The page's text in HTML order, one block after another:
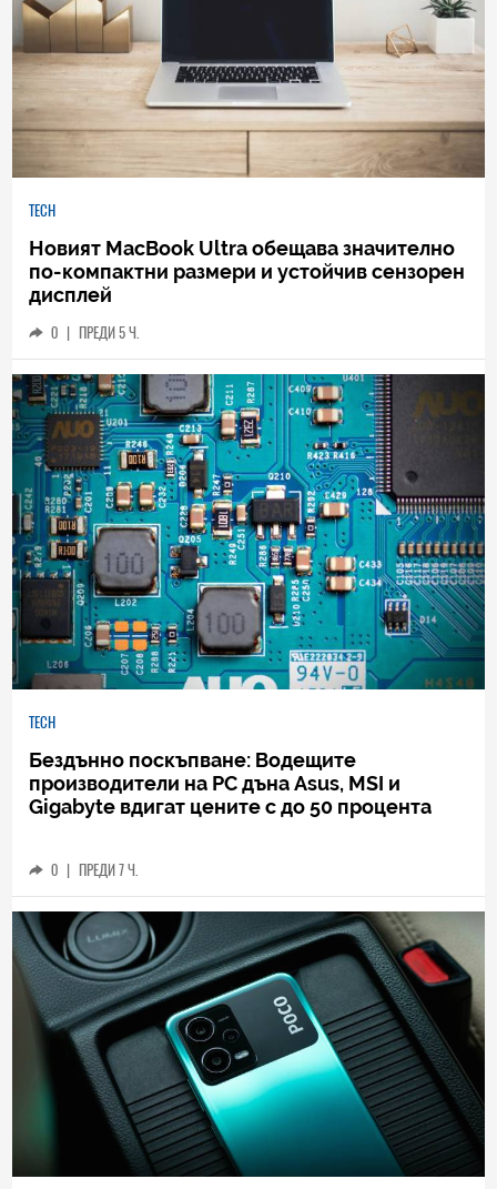
TECH
Новият MacBook Ultra обещава значително
по-компактни размери и устойчив сензорен
дисплей
0 | ПРЕДИ 5 Ч.
TECH
Бездънно поскъпване: Водещите
производители на РС дъна Asus, MSI и
Gigabyte вдигат цените с до 50 процента
0 | ПРЕДИ 7 Ч.